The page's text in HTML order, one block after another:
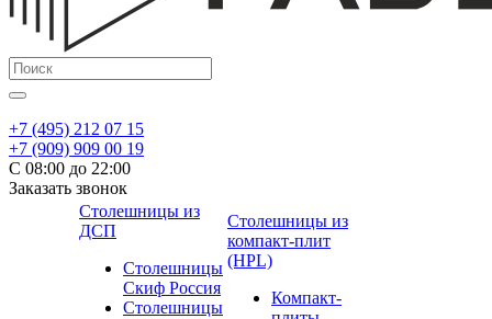
+7 (495) 212 07 15
+7 (909) 909 00 19
С 08:00 до 22:00
Заказать звонок
Столешницы из
ДСП
Столешницы
Скиф Россия
Столешницы
Столешницы из
компакт-плит
(HPL)
Компакт-